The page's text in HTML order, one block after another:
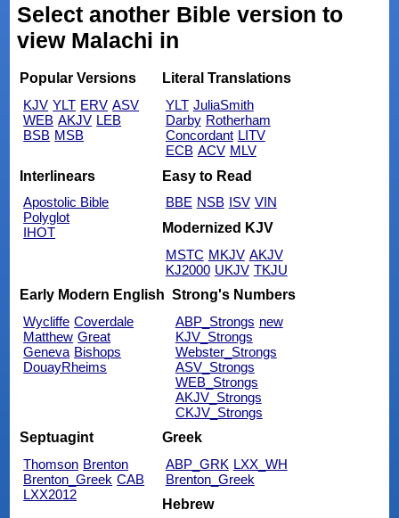
Select another Bible version to
view Malachi in
Popular Versions
KJV YLT ERV ASV
WEB AKJV LEB
BSB MSB
Literal Translations
YLT JuliaSmith
Darby Rotherham
Concordant LITV
ECB ACV MLV
Interlinears
Apostolic Bible
Polyglot
IHOT
Easy to Read
BBE NSB ISV VIN
Modernized KJV
MSTC MKJV AKJV
KJ2000 UKJV TKJU
Early Modern English
Wycliffe Coverdale
Matthew Great
Geneva Bishops
DouayRheims
Strong's Numbers
ABP_Strongs new
KJV_Strongs
Webster_Strongs
ASV_Strongs
WEB_Strongs
AKJV_Strongs
CKJV_Strongs
Septuagint
Thomson Brenton
Brenton_Greek CAB
LXX2012
Greek
ABP_GRK LXX_WH
Brenton_Greek
Hebrew